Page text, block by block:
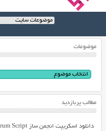
موضوعات
مطالب پربازدید
دانلود اسکریپت انجمن ساز Easy Forum Script